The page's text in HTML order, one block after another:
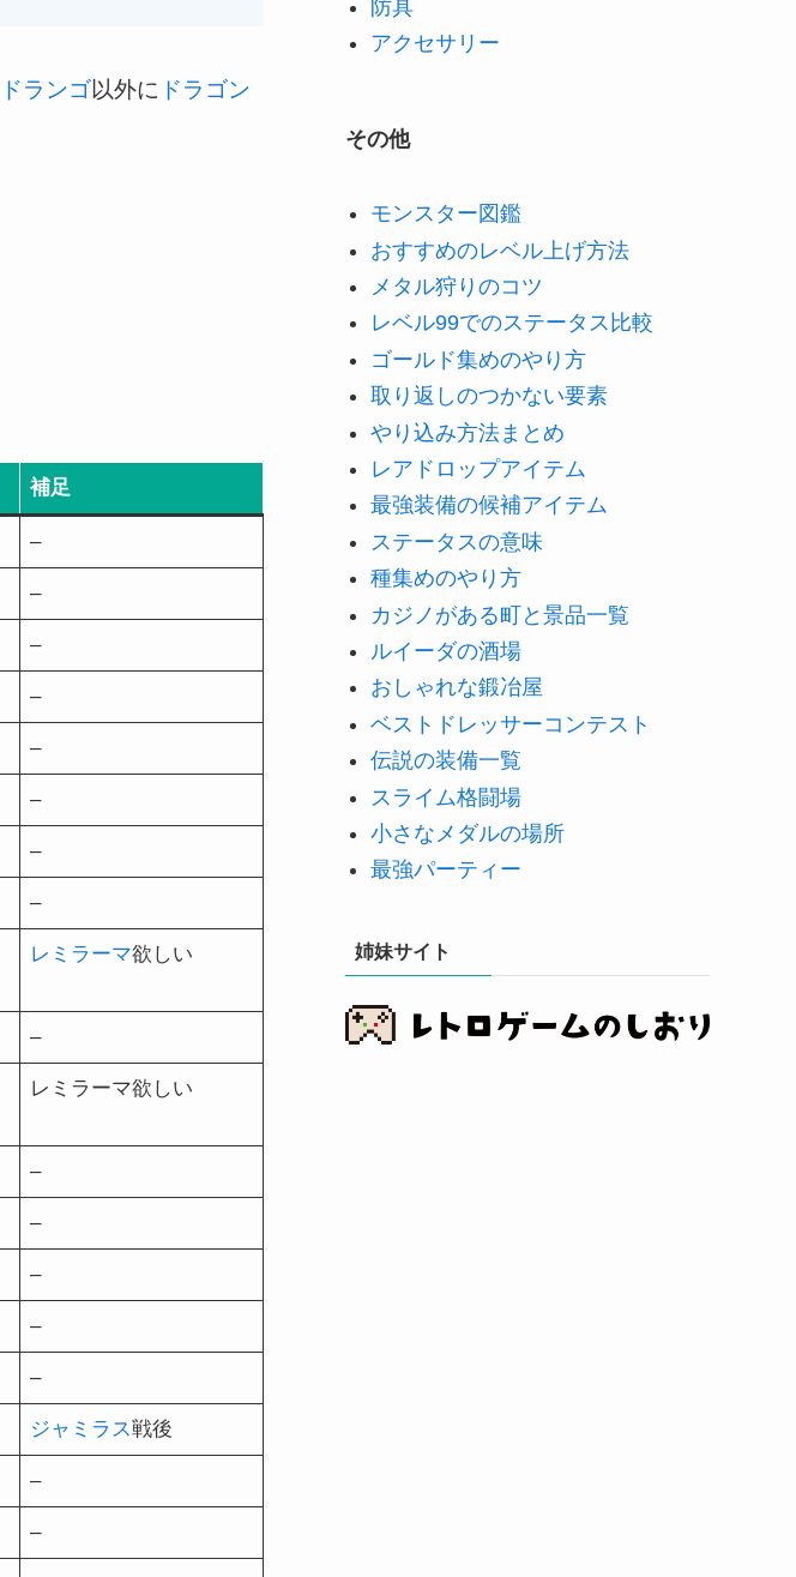
ドランゴ以外に ドラゴン
補足
–
–
–
–
–
–
–
–
レミラーマ欲しい
–
レミラーマ欲しい
–
–
–
–
–
ジャミラス戦後
–
–
防具
アクセサリー
その他
モンスター図鑑
おすすめのレベル上げ方法
メタル狩りのコツ
レベル99でのステータス比較
ゴールド集めのやり方
取り返しのつかない要素
やり込み方法まとめ
レアドロップアイテム
最強装備の候補アイテム
ステータスの意味
種集めのやり方
カジノがある町と景品一覧
ルイーダの酒場
おしゃれな鍛冶屋
ベストドレッサーコンテスト
伝説の装備一覧
スライム格闘場
小さなメダルの場所
最強パーティー
姉妹サイト